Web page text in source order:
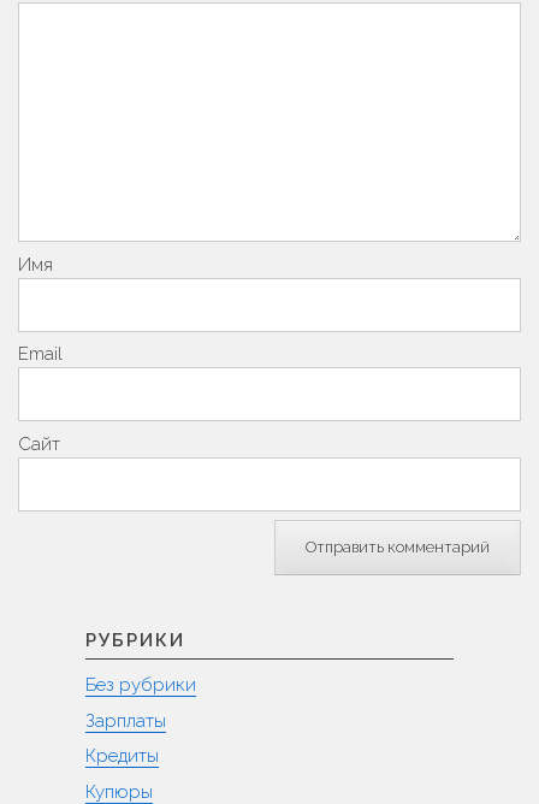
Имя
Email
Сайт
РУБРИКИ
Без рубрики
Зарплаты
Кредиты
Купюры